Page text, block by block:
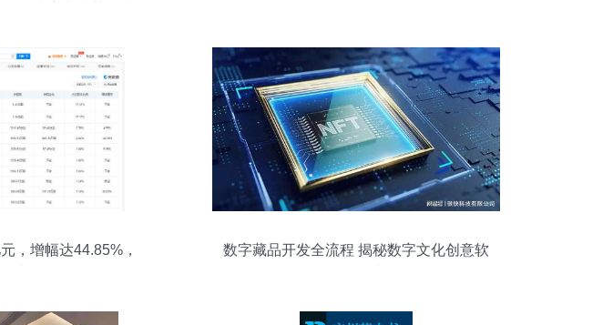
，增幅达44.85%，
数字藏品开发全流程 揭秘数字文化创意软